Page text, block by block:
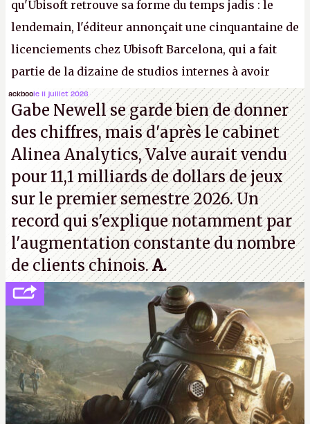
qu'Ubisoft retrouve sa forme du temps jadis : le
lendemain, l'éditeur annonçait une cinquantaine de
licenciements chez Ubisoft Barcelona, qui a fait
partie de la dizaine de studios internes à avoir
travaillé sur cetAssassin's Creedsous la direction
d'Ubisoft Singapour.A.
ackboole 11 juillet 2026
Gabe Newell se garde bien de donner
des chiffres, mais d'après le cabinet
Alinea Analytics, Valve aurait vendu
pour 11,1 milliards de dollars de jeux
sur le premier semestre 2026. Un
record qui s'explique notamment par
l'augmentation constante du nombre
de clients chinois.A.